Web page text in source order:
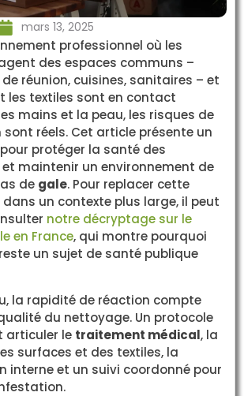
mars 13, 2025
professionnel où les
des espaces communs –
réunion, cuisines, sanitaires – et
les textiles sont en contact
mains et la peau, les risques de
réels. Cet article présente un
protéger la santé des
maintenir un environnement de
de gale. Pour replacer cette
un contexte plus large, il peut
notre décryptage sur le
en France, qui montre pourquoi
un sujet de santé publique
la rapidité de réaction compte
du nettoyage. Un protocole
articuler le traitement médical, la
surfaces et des textiles, la
interne et un suivi coordonné pour